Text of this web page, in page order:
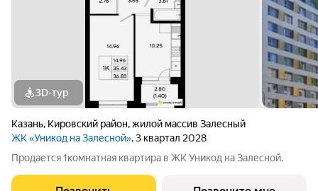
3D-тур
Казань, Кировский район,жилой массив Залесный
ЖК «Уникод на Залесной», 3 квартал 2028
Продается 1комнатная квартира в ЖК Уникод на Залесной.